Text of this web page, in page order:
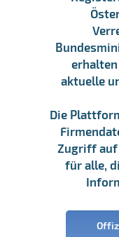
erhalten
aktuelle
Die
Zugriff auf
für alle,